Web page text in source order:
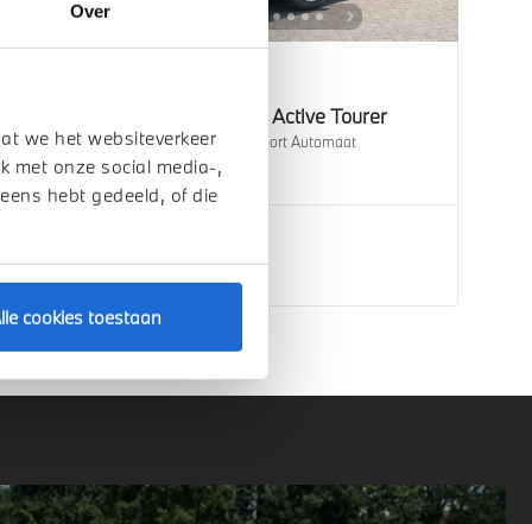
Over
we het websiteverkeer
met onze social media-,
hebt gedeeld, of die
cookies toestaan
2 Serie Active Tourer
225e xDrive M Sport Automaat
1 km2026Hybride